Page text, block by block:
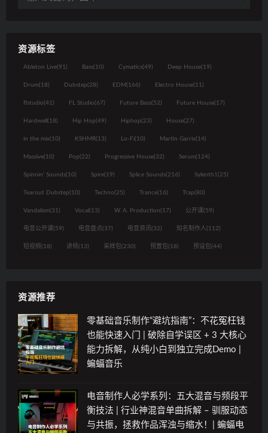
资源标签
Ableton Live(91) Bass(10) Cymatics(49) Deep House(19)
Drum(18) Dubstep(28) EDM(166) Electro House(11)
flstudio(41) FL Studio(67) Future Bass(52) Future House(17)
Hardwell (18) Hip Hop(49) Hiphop(23) House(27)
in the mix(10) KSHMR(13) Lo-Fi(10) Martin Garrix(14)
Massive(10) Pop(22) Progressive House(32) Serum(124)
Spinnin' Sounds(10) Spire(19) Splice Sounds(216) Sylenth1(25)
Tearout Dubstep(10) Techno(25) Trance(16) Trap(80)
Vandalism(31) Vocal (13) W. A. Production(17) 公开课(59)
电音公开课(59) 电音盘点(37) 电音资讯(32) 知名制作人(112)
短视频 (18) 讲师(13) 采样包(230) 预置包(18) 预设包(44)
资源推荐
零基础音乐制作“避坑指南”：不花冤枉钱
也能快速入门 | 破除自学误区 + 3 大核心
能力拆解，从纯小白到独立完成Demo |
蝙蝠音乐
电音制作人必学系列：五大混音与频段平
衡技法 | 行业神混音单曲拆解 – 驯服动态
与共振，拯救作品浑浊与缩水！| 蝙蝠电